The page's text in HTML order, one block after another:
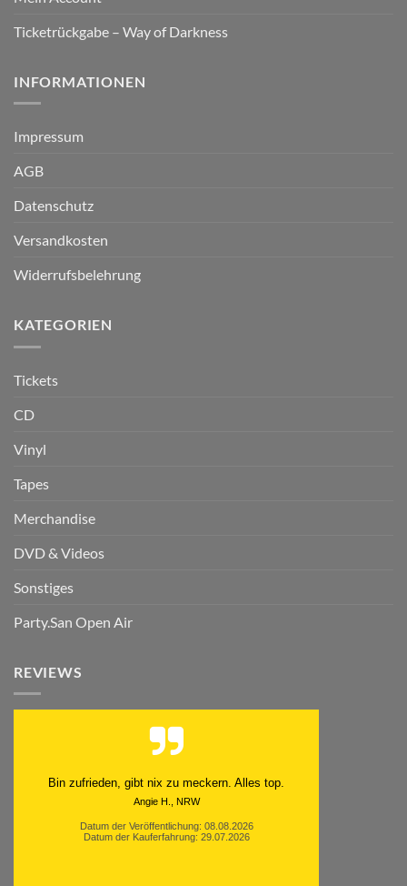
Ticketrückgabe – Way of Darkness
INFORMATIONEN
Impressum
AGB
Datenschutz
Versandkosten
Widerrufsbelehrung
KATEGORIEN
Tickets
CD
Vinyl
Tapes
Merchandise
DVD & Videos
Sonstiges
Party.San Open Air
REVIEWS
Schnell. Zuverlässig. Klasse.
Datum der Kauferfahrung: 29.07.2026